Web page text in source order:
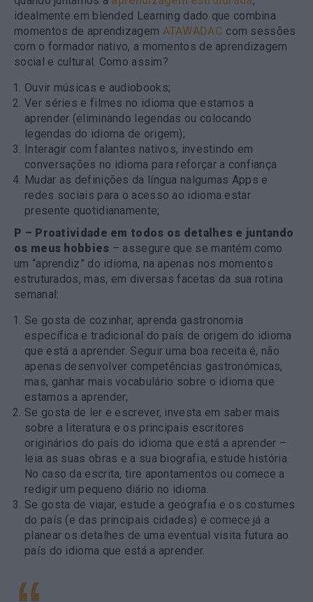
idealmente em blended Learning dado que combina
momentos de aprendizagem ATAWADAC com sessões
com o formador nativo, a momentos de aprendizagem
social e cultural. Como assim?
Ouvir músicas e audiobooks;
Ver séries e filmes no idioma que estamos a
aprender (eliminando legendas ou colocando
legendas do idioma de origem);
Interagir com falantes nativos, investindo em
conversações no idioma para reforçar a confiança
Mudar as definições da língua nalgumas Apps e
redes sociais para o acesso ao idioma estar
presente quotidianamente;
P – Proatividade em todos os detalhes e juntando
os meus hobbies – assegure que se mantém como
um “aprendiz” do idioma, na apenas nos momentos
estruturados, mas, em diversas facetas da sua rotina
semanal:
Se gosta de cozinhar, aprenda gastronomia
específica e tradicional do país de origem do idioma
que está a aprender. Seguir uma boa receita é, não
apenas desenvolver competências gastronómicas,
mas, ganhar mais vocabulário sobre o idioma que
estamos a aprender;
Se gosta de ler e escrever, investa em saber mais
sobre a literatura e os principais escritores
originários do país do idioma que está a aprender –
leia as suas obras e a sua biografia, estude história.
No caso da escrita, tire apontamentos ou comece a
redigir um pequeno diário no idioma.
Se gosta de viajar, estude a geografia e os costumes
do país (e das principais cidades) e comece já a
planear os detalhes de uma eventual visita futura ao
país do idioma que está a aprender.